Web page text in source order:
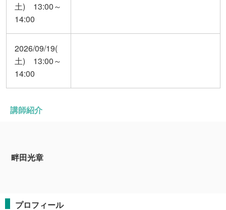
土) 13:00～
14:00
2026/09/19(
土) 13:00～
14:00
講師紹介
畔田光章
プロフィール